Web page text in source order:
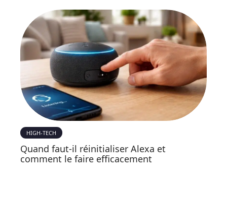
HIGH-TECH
Quand faut-il réinitialiser Alexa et
comment le faire efficacement